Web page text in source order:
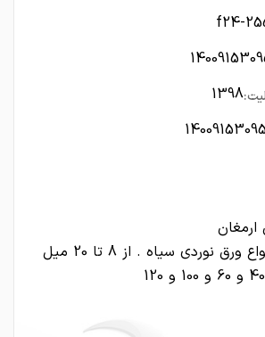
f24-
1398
ارمغان
تامین و توزیع انواع ورق نوردی سیاه . از 8 تا 20 میل